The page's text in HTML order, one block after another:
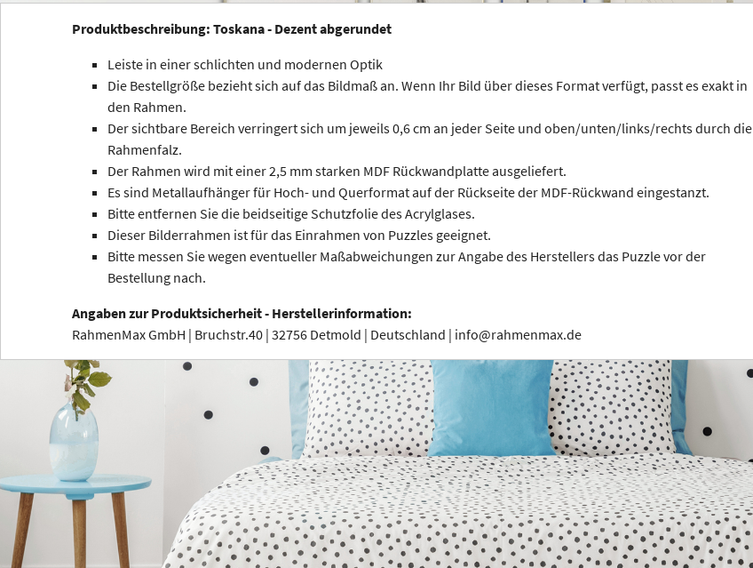
Produktbeschreibung: Toskana - Dezent abgerundet
Leiste in einer schlichten und modernen Optik
Die Bestellgröße bezieht sich auf das Bildmaß an. Wenn Ihr Bild über dieses Format verfügt, passt es exakt in
den Rahmen.
Der sichtbare Bereich verringert sich um jeweils 0,6 cm an jeder Seite und oben/unten/links/rechts durch die
Rahmenfalz.
Der Rahmen wird mit einer 2,5 mm starken MDF Rückwandplatte ausgeliefert.
Es sind Metallaufhänger für Hoch- und Querformat auf der Rückseite der MDF-Rückwand eingestanzt.
Bitte entfernen Sie die beidseitige Schutzfolie des Acrylglases.
Dieser Bilderrahmen ist für das Einrahmen von Puzzles geeignet.
Bitte messen Sie wegen eventueller Maßabweichungen zur Angabe des Herstellers das Puzzle vor der
Bestellung nach.
Angaben zur Produktsicherheit - Herstellerinformation:
RahmenMax GmbH | Bruchstr.40 | 32756 Detmold | Deutschland | info@rahmenmax.de